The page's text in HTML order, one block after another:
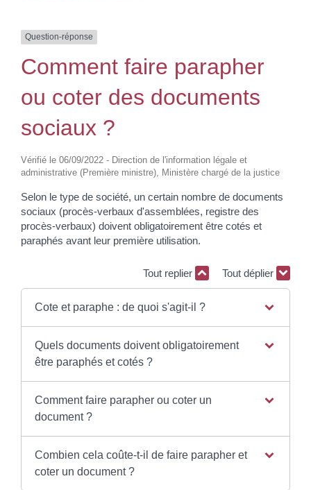
Question-réponse
Comment faire parapher
ou coter des documents
sociaux ?
Vérifié le 06/09/2022 - Direction de l'information légale et
administrative (Première ministre), Ministère chargé de la justice
Selon le type de société, un certain nombre de documents
sociaux (procès-verbaux d'assemblées, registre des
procès-verbaux) doivent obligatoirement être cotés et
paraphés avant leur première utilisation.
Tout replier Tout déplier
Cote et paraphe : de quoi s'agit-il ?
Quels documents doivent obligatoirement
être paraphés et cotés ?
Comment faire parapher ou coter un
document ?
Combien cela coûte-t-il de faire parapher et
coter un document ?